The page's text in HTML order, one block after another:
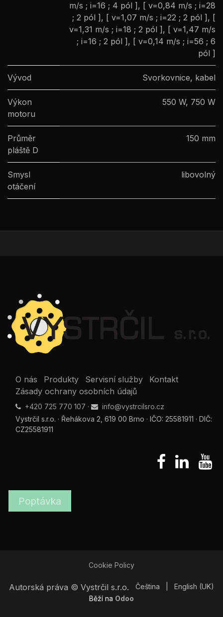
m/s ; i=16 ; 4 pól ] , [ v=0,84 m/s ; i=28
; 2 pól ] , [ v=1,07 m/s ; i=22 ; 2 pól ] , [
v=1,31 m/s ; i=18 ; 2 pól ] , [ v=1,47 m/s
; i=16 ; 2 pól ] , [ v=0,14 m/s ; i=56 ; 6
pól ]
Vývod Svorkovnice, kabel
Výkon
motoru
550 W, 750 W
Průměr
pláště D
150 mm
Smysl
otáčení
libovolný
O nás Produkty Servisní služby
Kontakt
Zásady ochrany osobních údajů
+420 725 770 107 ·
info@vystrcilsro.cz
Vystrčil s.r.o. · Řehákova 2, 619 00 Brno · IČO: 25581911 · DIČ:
CZ25581911
Poptávka
Cookie Policy
Autorská práva © Vystrčil s.r.o. Čeština
English (UK)
Běží na Odoo